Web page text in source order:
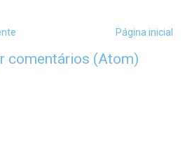
Página inicial
comentários (Atom)